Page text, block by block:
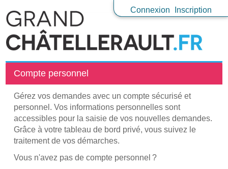
Connexion Inscription
Compte personnel
Gérez vos demandes avec un compte sécurisé et
personnel. Vos informations personnelles sont
accessibles pour la saisie de vos nouvelles demandes.
Grâce à votre tableau de bord privé, vous suivez le
traitement de vos démarches.
Vous n'avez pas de compte personnel ?